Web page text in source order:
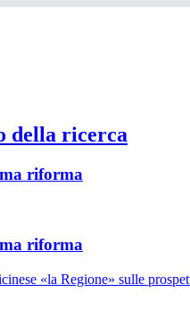
della ricerca
riforma
riforma
«la Regione» sulle